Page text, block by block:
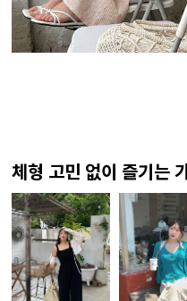
체형 고민 없이 즐기는